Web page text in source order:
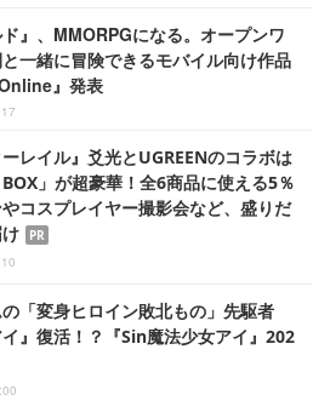
ド』、MMORPGになる。オープンワ
一緒に冒険できるモバイル向け作品
』発表
ーレイル』爻光とUGREENのコラボは
BOX」が超豪華！全6商品に使える5％
コスプレイヤー撮影会など、盛りだ
PR
「変身ヒロイン敗北もの」先駆者
イ』復活！？『Sin魔法少女アイ』202